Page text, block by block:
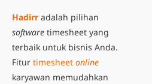
Hadirr adalah pilihan
software timesheet yang
terbaik untuk bisnis Anda.
Fitur timesheet online
karyawan memudahkan